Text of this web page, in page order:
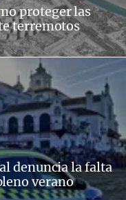
proteger las
terremotos
denuncia la falta
verano